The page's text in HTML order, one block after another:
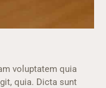
voluptatem quia
quia. Dicta sunt